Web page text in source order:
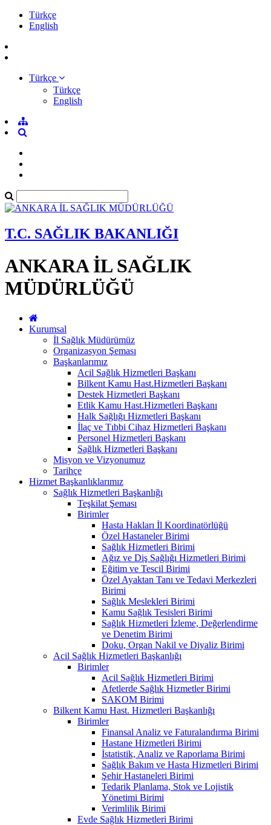
Türkçe
English
Türkçe
Türkçe
English
T.C. SAĞLIK BAKANLIĞI
ANKARA İL SAĞLIK
MÜDÜRLÜĞÜ
Kurumsal
İl Sağlık Müdürümüz
Organizasyon Şeması
Başkanlarımız
Acil Sağlık Hizmetleri Başkanı
Bilkent Kamu Hast.Hizmetleri Başkanı
Destek Hizmetleri Başkanı
Etlik Kamu Hast.Hizmetleri Başkanı
Halk Sağlığı Hizmetleri Başkanı
İlaç ve Tıbbi Cihaz Hizmetleri Başkanı
Personel Hizmetleri Başkanı
Sağlık Hizmetleri Başkanı
Misyon ve Vizyonumuz
Tarihçe
Hizmet Başkanlıklarımız
Sağlık Hizmetleri Başkanlığı
Teşkilat Şeması
Birimler
Hasta Hakları İl Koordinatörlüğü
Özel Hastaneler Birimi
Sağlık Hizmetleri Birimi
Ağız ve Diş Sağlığı Hizmetleri Birimi
Eğitim ve Tescil Birimi
Özel Ayaktan Tanı ve Tedavi Merkezleri
Birimi
Sağlık Meslekleri Birimi
Kamu Sağlık Tesisleri Birimi
Sağlık Hizmetleri İzleme, Değerlendirme
ve Denetim Birimi
Doku, Organ Nakil ve Diyaliz Birimi
Acil Sağlık Hizmetleri Başkanlığı
Birimler
Acil Sağlık Hizmetleri Birimi
Afetlerde Sağlık Hizmetler Birimi
SAKOM Birimi
Bilkent Kamu Hast. Hizmetleri Başkanlığı
Birimler
Finansal Analiz ve Faturalandırma Birimi
Hastane Hizmetleri Birimi
İstatistik, Analiz ve Raporlama Birimi
Sağlık Bakım ve Hasta Hizmetleri Birimi
Şehir Hastaneleri Birimi
Tedarik Planlama, Stok ve Lojistik
Yönetimi Birimi
Verimlilik Birimi
Evde Sağlık Hizmetleri Birimi